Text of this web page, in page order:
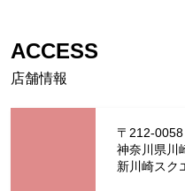
ACCESS
店舗情報
〒212-0058
神奈川県川
新川崎スク